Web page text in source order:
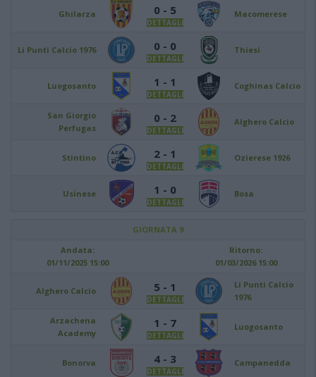
Ghilarza 0 - 5
DETTAGLI
Macomerese
Li Punti Calcio 1976 0 - 0
DETTAGLI
Thiesi
Luogosanto 1 - 1
DETTAGLI
Coghinas Calcio
San Giorgio
Perfugas
0 - 2
DETTAGLI
Alghero Calcio
Stintino 2 - 1
DETTAGLI
Ozierese 1926
Usinese 1 - 0
DETTAGLI
Bosa
GIORNATA 9
Andata:
01/11/2025 15:00
Ritorno:
01/03/2026 15:00
Alghero Calcio 5 - 1
DETTAGLI
Li Punti Calcio
1976
Arzachena
Academy
1 - 7
DETTAGLI
Luogosanto
Bonorva 4 - 3
DETTAGLI
Campanedda